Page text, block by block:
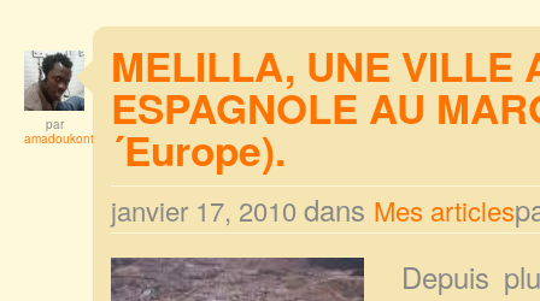
par
amadoukonta
MELILLA, UNE VILLE
ESPAGNOLE AU
´Europe).
janvier 17, 2010 dans Mes articles
Depuis